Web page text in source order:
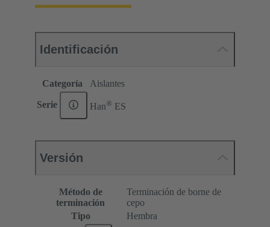
Identificación
Categoría Aislantes
Serie Han® ES
Versión
Método de
terminación
Terminación de borne de
cepo
Tipo
Hembra